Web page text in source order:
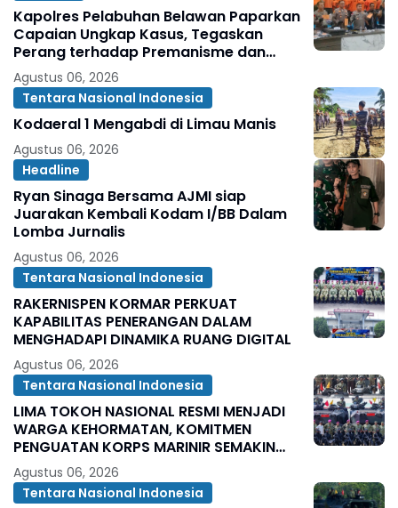
Kapolres Pelabuhan Belawan Paparkan
Capaian Ungkap Kasus, Tegaskan
Perang terhadap Premanisme dan
Narkoba
Agustus 06, 2026
Tentara Nasional Indonesia
Kodaeral 1 Mengabdi di Limau Manis
Agustus 06, 2026
Headline
Ryan Sinaga Bersama AJMI siap
Juarakan Kembali Kodam I/BB Dalam
Lomba Jurnalis
Agustus 06, 2026
Tentara Nasional Indonesia
RAKERNISPEN KORMAR PERKUAT
KAPABILITAS PENERANGAN DALAM
MENGHADAPI DINAMIKA RUANG DIGITAL
Agustus 06, 2026
Tentara Nasional Indonesia
LIMA TOKOH NASIONAL RESMI MENJADI
WARGA KEHORMATAN, KOMITMEN
PENGUATAN KORPS MARINIR SEMAKIN
SOLID
Agustus 06, 2026
Tentara Nasional Indonesia